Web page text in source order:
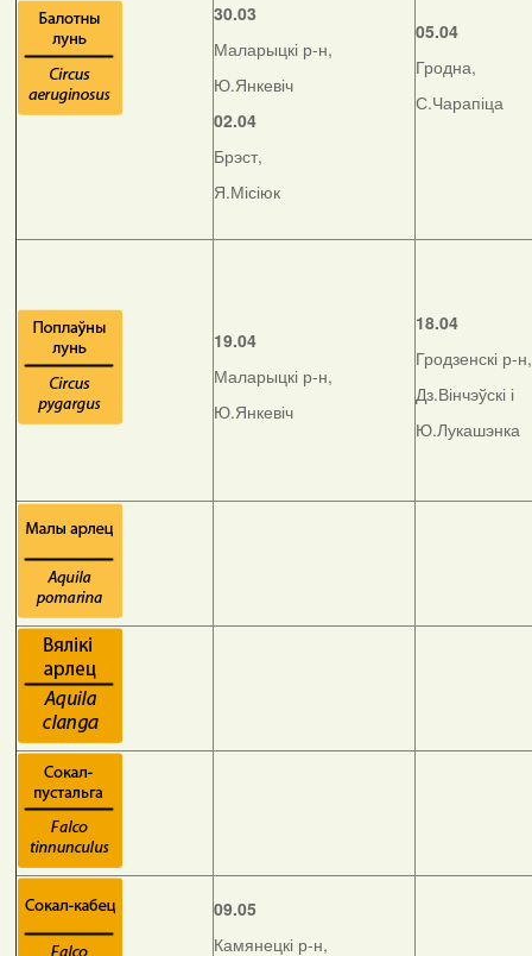
30.03
Маларыцкі р-н,
Ю.Янкевіч
02.04
Брэст,
Я.Місіюк
05.04
Гродна,
С.Чарапіца
19.04
Маларыцкі р-н,
Ю.Янкевіч
18.04
Гродзенскі р-н,
Дз.Вінчэўскі і
Ю.Лукашэнка
09.05
Камянецкі р-н,